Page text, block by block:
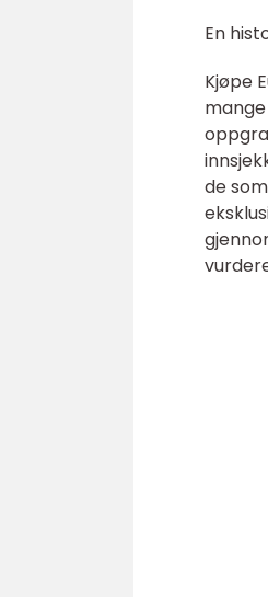
En
Kjøpe
de